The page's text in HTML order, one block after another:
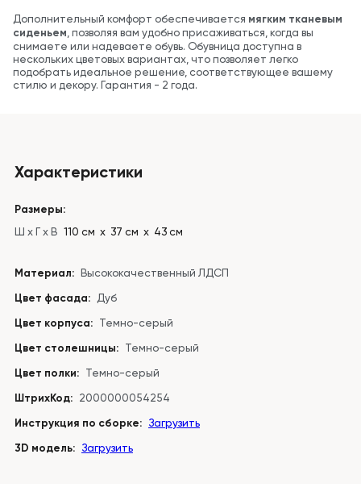
Дополнительный комфорт обеспечивается мягким тканевым
сиденьем , позволяя вам удобно присаживаться, когда вы
снимаете или надеваете обувь. Обувница доступна в
нескольких цветовых вариантах, что позволяет легко
подобрать идеальное решение, соответствующее вашему
стилю и декору. Гарантия - 2 года.
Характеристики
Размеры:
Ш x Г x В 110 см х 37 см х 43 см
Материал: Высококачественный ЛДСП
Цвет фасада: Дуб
Цвет корпуса: Темно-серый
Цвет столешницы: Темно-серый
Цвет полки: Темно-серый
ШтрихКод: 2000000054254
Инструкция по сборке: Загрузить
3D модель: Загрузить